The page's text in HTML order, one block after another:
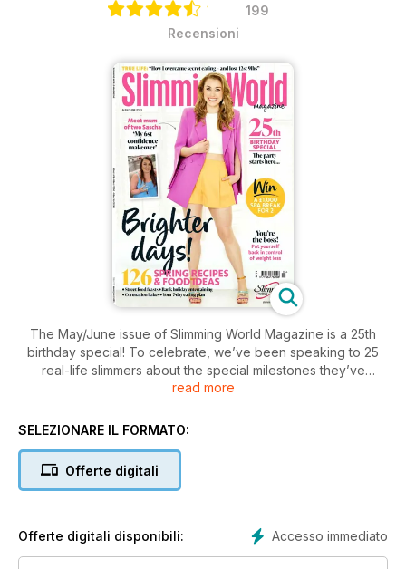
199
Recensioni
The May/June issue of Slimming World Magazine is a 25th
birthday special! To celebrate, we’ve been speaking to 25
real-life slimmers about the special milestones they’ve
marked since the magazine first went on sale. We’ve got
loss, an easy get-started walking plan, and ideas for creating
to celebrate with us, there’s a show-stopping two-tier
watermelon cake and a happy and glorious coronation
read more
SELEZIONARE IL FORMATO:
Offerte digitali
Accesso immediato
Offerte digitali disponibili: